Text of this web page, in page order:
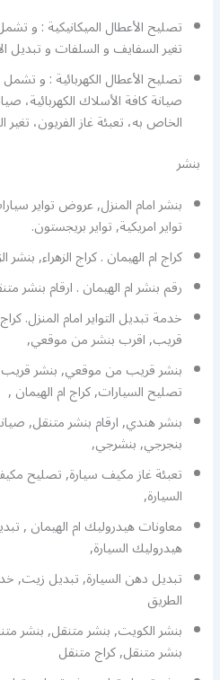
تصليح الأعطال الميكانيكية : و
تغير السفايف و السلفات و تبديل
تصليح الأعطال الكهربائية : و
صيانة كافة الأسلاك الكهربائية،
الخاص به، تعبئة غاز الفريون، تغير
بنشر
بنشر امام المنزل, عروض تواير
تواير امريكية, تواير بريجستون.
كراج ام الهيمان . كراج الزهراء,
رقم بنشر ام الهيمان . ارقام بنشر
خدمة تبديل التواير امام المنزل.
قريب, اقرب بنشر من موقعي,
بنشر قريب من موقعي, بنشر قريب
تصليح السيارات, كراج ام الهيمان ,
بنشر هندي, ارقام بنشر متنقل,
بنجرجي, بنشرجي,
تعبئة غاز مكيف سيارة, تصليح
السيارة,
معاونات هيدروليك ام الهيمان ,
هيدروليك السيارة,
تبديل دهن السيارة, تبديل زيت,
الطريق
بنشر الكويت, بنشر متنقل, بنشر
بنشر متنقل, كراج متنقل